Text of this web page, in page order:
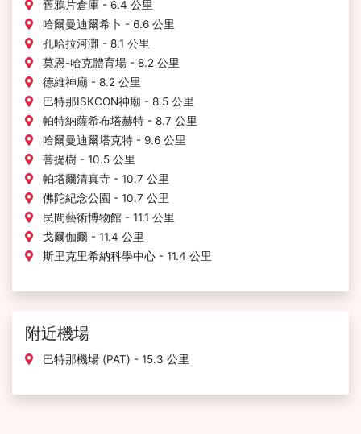
舊鴉片倉庫 - 6.4 公里
哈爾曼迪爾希卜 - 6.6 公里
孔哈拉河灘 - 8.1 公里
莫恩-哈克體育場 - 8.2 公里
德維神廟 - 8.2 公里
巴特那ISKCON神廟 - 8.5 公里
帕特納薩希布塔赫特 - 8.7 公里
哈爾曼迪爾塔克特 - 9.6 公里
菩提樹 - 10.5 公里
帕塔爾清真寺 - 10.7 公里
佛陀紀念公園 - 10.7 公里
民間藝術博物館 - 11.1 公里
戈爾伽爾 - 11.4 公里
斯里克里希納科學中心 - 11.4 公里
附近機場
巴特那機場 (PAT) - 15.3 公里